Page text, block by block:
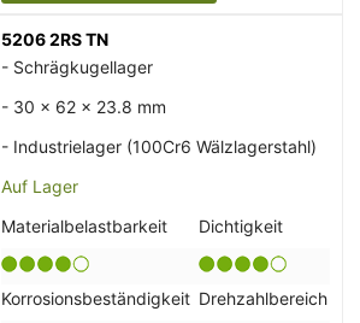
5206 2RS TN
- Schrägkugellager
- 30 x 62 x 23.8 mm
- Industrielager (100Cr6 Wälzlagerstahl)
Auf Lager
Materialbelastbarkeit
Dichtigkeit
Korrosionsbeständigkeit Drehzahlbereich